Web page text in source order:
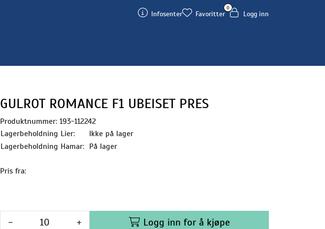
Infosenter
0
Favoritter Logg inn
GULROT ROMANCE F1 UBEISET PRES
Produktnummer: 193-112242
Lagerbeholdning Lier:
Ikke på lager
Lagerbeholdning Hamar: På lager
Pris fra:
- + Logg inn for å kjøpe